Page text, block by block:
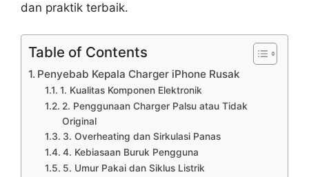
dan praktik terbaik.
Table of Contents
Penyebab Kepala Charger iPhone Rusak
1. Kualitas Komponen Elektronik
2. Penggunaan Charger Palsu atau Tidak
Original
3. Overheating dan Sirkulasi Panas
4. Kebiasaan Buruk Pengguna
5. Umur Pakai dan Siklus Listrik